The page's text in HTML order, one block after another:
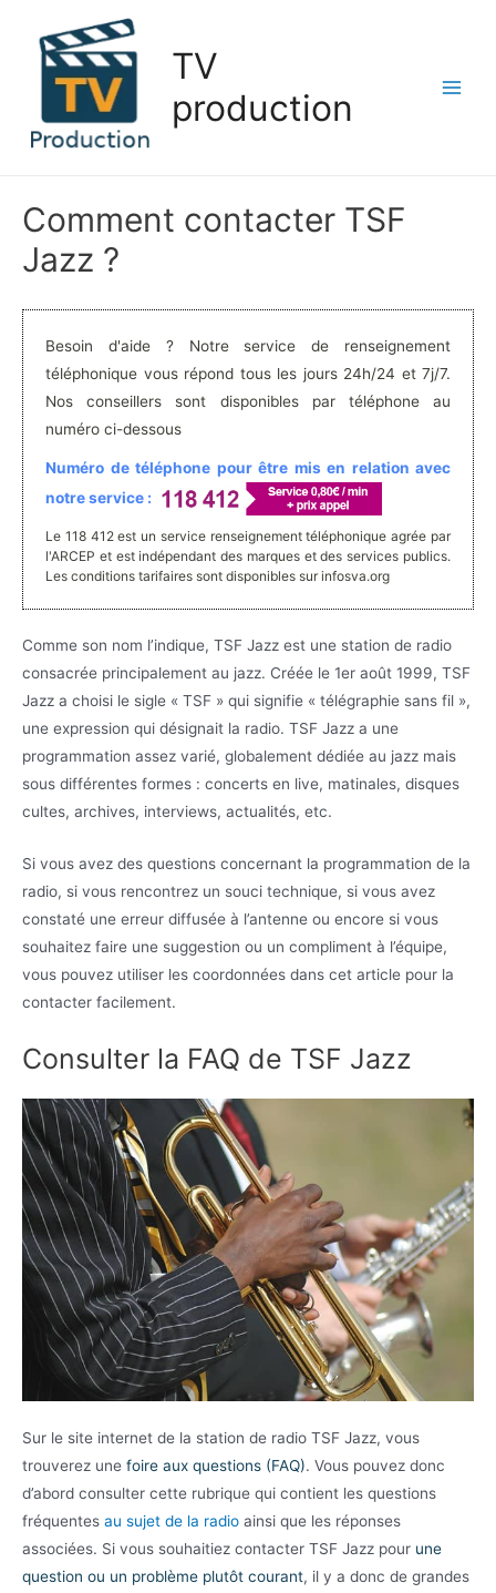
contenu
TV
production
Comment contacter TSF
Jazz ?
Besoin d'aide ? Notre service de renseignement
téléphonique vous répond tous les jours 24h/24 et 7j/7.
Nos conseillers sont disponibles par téléphone au
numéro ci-dessous
Numéro de téléphone pour être mis en relation avec
notre service :
Le 118 412 est un service renseignement téléphonique agrée par
l'ARCEP et est indépendant des marques et des services publics.
Les conditions tarifaires sont disponibles sur infosva.org
Comme son nom l’indique, TSF Jazz est une station de radio
consacrée principalement au jazz. Créée le 1er août 1999, TSF
Jazz a choisi le sigle « TSF » qui signifie « télégraphie sans fil »,
une expression qui désignait la radio. TSF Jazz a une
programmation assez varié, globalement dédiée au jazz mais
sous différentes formes : concerts en live, matinales, disques
cultes, archives, interviews, actualités, etc.
Si vous avez des questions concernant la programmation de la
radio, si vous rencontrez un souci technique, si vous avez
constaté une erreur diffusée à l’antenne ou encore si vous
souhaitez faire une suggestion ou un compliment à l’équipe,
vous pouvez utiliser les coordonnées dans cet article pour la
contacter facilement.
Consulter la FAQ de TSF Jazz
Sur le site internet de la station de radio TSF Jazz, vous
trouverez une foire aux questions (FAQ). Vous pouvez donc
d’abord consulter cette rubrique qui contient les questions
fréquentes au sujet de la radio ainsi que les réponses
associées. Si vous souhaitiez contacter TSF Jazz pour une
question ou un problème plutôt courant, il y a donc de grandes